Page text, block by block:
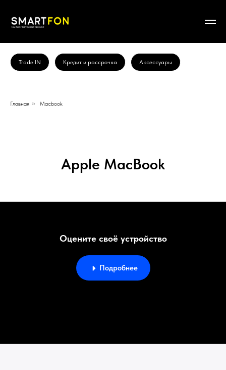
Trade IN Кредит и рассрочка Аксессуары
Главная » Macbook
Apple MacBook
Оцените своё устройство
Подробнее